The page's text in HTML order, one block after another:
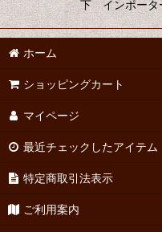
下 インポータ
ホーム
ショッピングカート
マイページ
最近チェックしたアイテム
特定商取引法表示
ご利用案内